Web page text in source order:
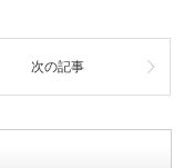
次の記事